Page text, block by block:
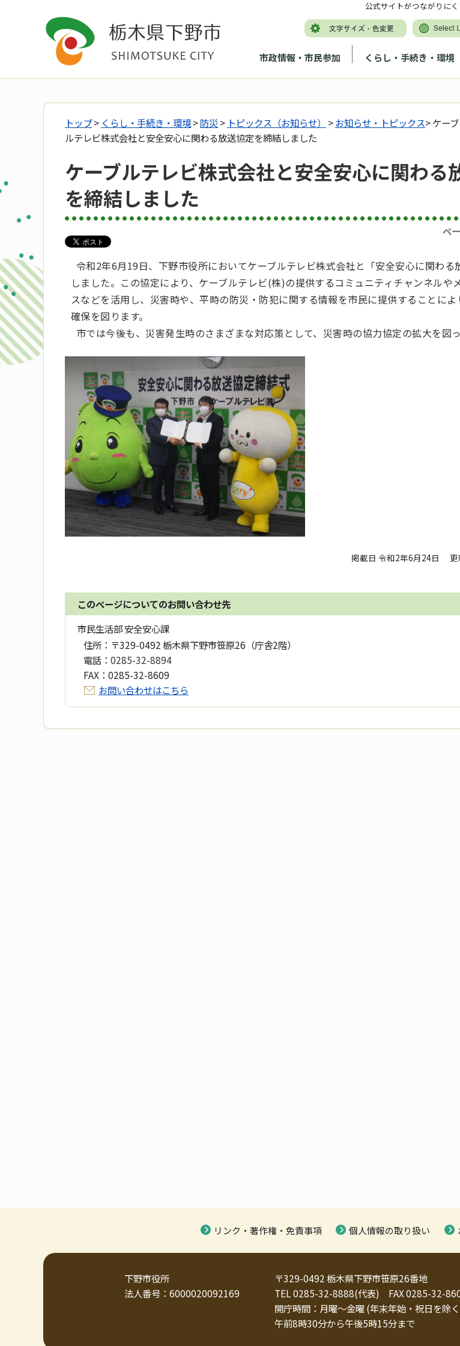
市政情報・市民参加 くらし・手続き・環境
公式サイトがつながりに
トップ> くらし・手続き・環境>防災 > トピックス（お知らせ） >お知らせ・トピックス> ケーブ
ルテレビ株式会社と安全安心に関わる放送協定を締結しました
ケーブルテレビ株式会社と安全安心に関わる
を締結しました
ペ
令和2年6月19日、下野市役所においてケーブルテレビ株式会社と「安全安心に関わる
しました。この協定により、ケーブルテレビ(株)の提供するコミュニティチャンネルや
スなどを活用し、災害時や、平時の防災・防犯に関する情報を市民に提供することによ
確保を図ります。
市では今後も、災害発生時のさまざまな対応策として、災害時の協力協定の拡大を図っ
掲載日 令和2年6月24日
このページについてのお問い合わせ先
市民生活部 安全安心課
住所： 〒329-0492 栃木県下野市笹原26（庁舎2階）
電話： 0285-32-8894
FAX： 0285-32-8609
お問い合わせはこちら
リンク・著作権・免責事項 個人情報の取り扱い
下野市役所
法人番号：6000020092169
〒329-0492 栃木県下野市笹原26番地
TEL 0285-32-8888(代表) FAX 0285-32-
開庁時間：月曜～金曜 (年末年始・祝日を除
午前8時30分から午後5時15分まで